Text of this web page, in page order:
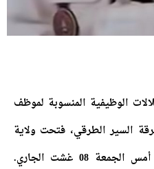
الوظيفية المنسوبة لموظف
السير الطرقي، فتحت ولاية
أمن مراكش بحثا في الموضوع أمس الجمعة 08 غشت الجاري.